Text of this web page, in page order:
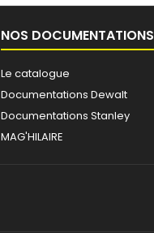
NOS DOCUMENTATIONS
Le catalogue
Documentations Dewalt
Documentations Stanley
MAG'HILAIRE